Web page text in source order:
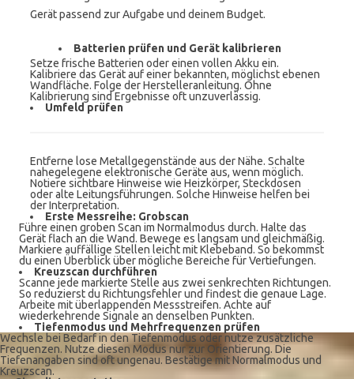
Gerät passend zur Aufgabe und deinem Budget.
Batterien prüfen und Gerät kalibrieren
Setze frische Batterien oder einen vollen Akku ein.
Kalibriere das Gerät auf einer bekannten, möglichst ebenen
Wandfläche. Folge der Herstelleranleitung. Ohne
Kalibrierung sind Ergebnisse oft unzuverlässig.
Umfeld prüfen
Entferne lose Metallgegenstände aus der Nähe. Schalte
nahegelegene elektronische Geräte aus, wenn möglich.
Notiere sichtbare Hinweise wie Heizkörper, Steckdosen
oder alte Leitungsführungen. Solche Hinweise helfen bei
der Interpretation.
Erste Messreihe: Grobscan
Führe einen groben Scan im Normalmodus durch. Halte das
Gerät flach an die Wand. Bewege es langsam und gleichmäßig.
Markiere auffällige Stellen leicht mit Klebeband. So bekommst
du einen Überblick über mögliche Bereiche für Vertiefungen.
Kreuzscan durchführen
Scanne jede markierte Stelle aus zwei senkrechten Richtungen.
So reduzierst du Richtungsfehler und findest die genaue Lage.
Arbeite mit überlappenden Messstreifen. Achte auf
wiederkehrende Signale an denselben Punkten.
Tiefenmodus und Mehrfrequenzen prüfen
Wechsle bei Bedarf in den Tiefenmodus oder nutze zusätzliche
Frequenzen. Nutze diesen Modus nur zur Orientierung. Die
Tiefenangaben sind oft ungenau. Bestätige mit Normalmodus und
Kreuzscan.